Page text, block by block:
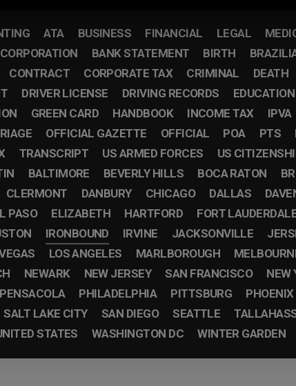
ATA BUSINESS FINANCIAL LEGAL
BANK STATEMENT BIRTH
CONTRACT CORPORATE TAX CRIMINAL DEATH
DRIVER LICENSE DRIVING RECORDS EDUCATION
GREEN CARD HANDBOOK INCOME TAX IPVA
OFFICIAL GAZETTE OFFICIAL POA PTS
TRANSCRIPT US ARMED FORCES US
BALTIMORE BEVERLY HILLS BOCA RATON
CLERMONT DANBURY CHICAGO DALLAS
PASO ELIZABETH HARTFORD FORT
IRONBOUND IRVINE JACKSONVILLE
LOS ANGELES MARLBOROUGH
NEWARK NEW JERSEY SAN FRANCISCO NEW
PENSACOLA PHILADELPHIA PITTSBURG PHOENIX
SALT LAKE CITY SAN DIEGO SEATTLE
STATES WASHINGTON DC WINTER GARDEN